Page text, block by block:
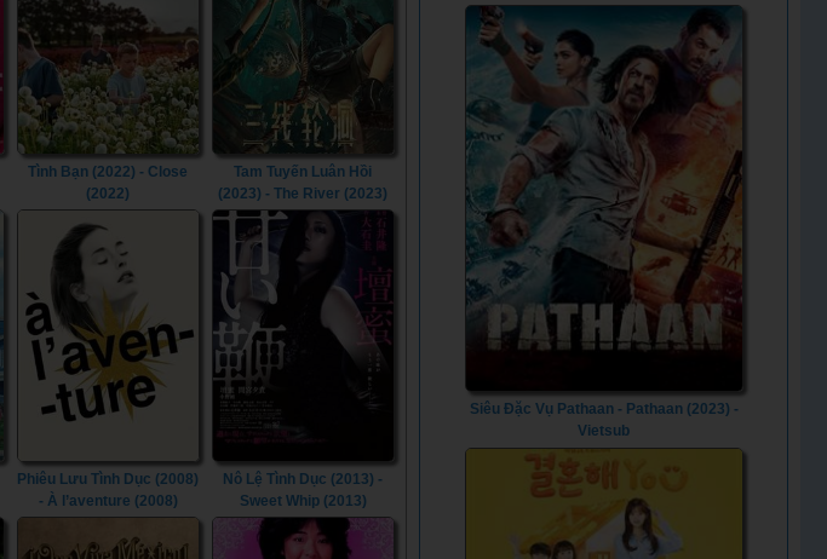
Tình Bạn (2022) - Close
(2022)
Tam Tuyến Luân Hồi
(2023) - The River (2023)
Phiêu Lưu Tình Dục (2008)
- À l’aventure (2008)
Nô Lệ Tình Dục (2013) -
Sweet Whip (2013)
Vietsub
Siêu Đặc Vụ Pathaan - Pathaan (2023) -
Vietsub